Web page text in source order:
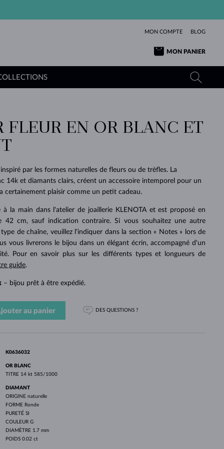
MON COMPTE BLOG
MON PANIER
DE SES
RÊVES
DÉCOUVRIR
L'AMOUR
OR JAUNE
BEAUTÉ
PURE
DÉCOUVRIR
TANZANITES
TOURMALINES
MOLDAVITES
OR BLANC
PLUS
BELLES
DÉCOUVRIR
TOURMALINES
MINÉRAUX
PENDENTIFS EN PERLES
OR ROSE
PENDENTIFS
DÉCOUVRIR
INTEMPORELS
DÉCOUVRIR
DES
PERLES
SAPHIRS
MOLDAVITES
MINÉRAUX
OR BLANC
AUTHENTIQUES
DÉCOUVRIR
BEAUTÉ
DÉCOUVRIR
EXCEPTIONNELLES
DÉCOUVRIR
FLEUR EN OR BLANC ET
par les formes naturelles de fleurs ou de trèfles. La
14k et diamants clairs, créent un accessoire intemporel pour un
certainement plaisir comme un petit cadeau.
à la main dans l'atelier de joaillerie KLENOTA et est proposé en
42 cm, sauf indication contraire. Si vous souhaitez une autre
de chaîne, veuillez l'indiquer dans la section « Notes » lors de
vous livrerons le bijou dans un élégant écrin, accompagné d'un
Pour en savoir plus sur les différents types et longueurs de
guide.
– bijou prêt à être expédié.
au panier DES QUESTIONS ?
K0636032
OR BLANC
TITRE 14 kt 585/1000
DIAMANT
ORIGINE naturelle
FORME Ronde
PURETÉ SI
COULEUR G
DIAMÈTRE 1.7 mm
POIDS 0.02 ct